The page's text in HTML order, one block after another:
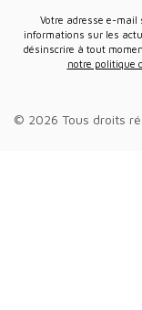
Votre adresse e-mail sera uniquement utilisée pour vous envoyer des
informations sur les
désinscrire à tout
notre politique
© 2026 Tous droits